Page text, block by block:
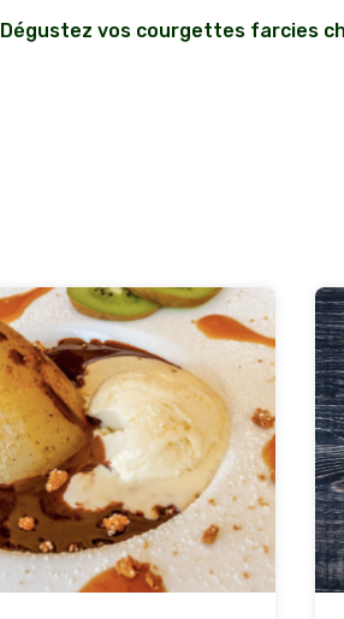
Dégustez vos courgettes farcies